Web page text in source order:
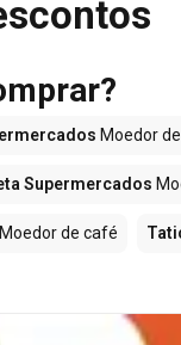
Moedor
Supermercados
Moedor de café